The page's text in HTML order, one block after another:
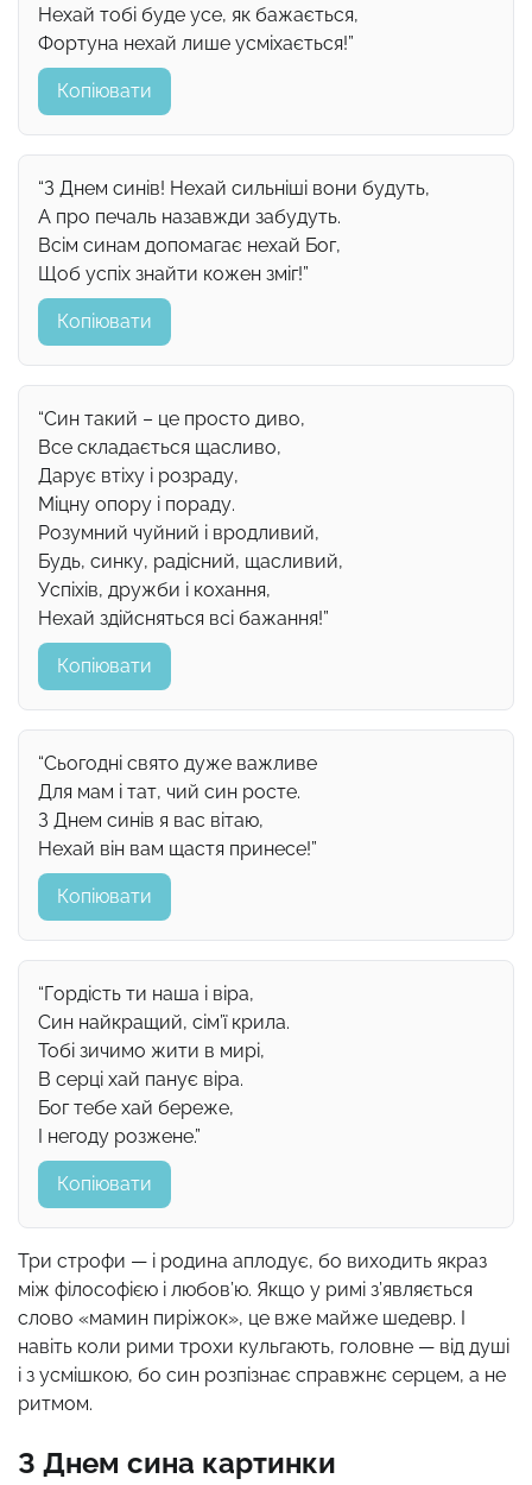
Нехай тобі буде усе, як бажається,
Фортуна нехай лише усміхається!”
Копіювати
“З Днем синів! Нехай сильніші вони будуть,
А про печаль назавжди забудуть.
Всім синам допомагає нехай Бог,
Щоб успіх знайти кожен зміг!”
Копіювати
“Син такий – це просто диво,
Все складається щасливо,
Дарує втіху і розраду,
Міцну опору і пораду.
Розумний чуйний і вродливий,
Будь, синку, радісний, щасливий,
Успіхів, дружби і кохання,
Нехай здійсняться всі бажання!”
Копіювати
“Сьогодні свято дуже важливе
Для мам і тат, чий син росте.
З Днем синів я вас вітаю,
Нехай він вам щастя принесе!”
Копіювати
“Гордість ти наша і віра,
Син найкращий, сім’ї крила.
Тобі зичимо жити в мирі,
В серці хай панує віра.
Бог тебе хай береже,
І негоду розжене.”
Копіювати
Три строфи — і родина аплодує, бо виходить якраз
між філософією і любов’ю. Якщо у римі з’являється
слово «мамин пиріжок», це вже майже шедевр. І
навіть коли рими трохи кульгають, головне — від душі
і з усмішкою, бо син розпізнає справжнє серцем, а не
ритмом.
З Днем сина картинки